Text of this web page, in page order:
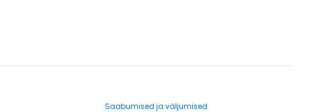
Saabumised ja väljumised